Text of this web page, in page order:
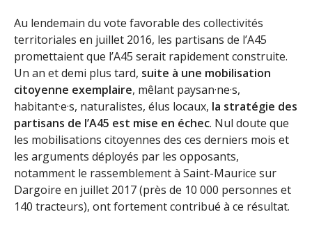
Au lendemain du vote favorable des collectivités
territoriales en juillet 2016, les partisans de l’A45
promettaient que l’A45 serait rapidement construite.
Un an et demi plus tard, suite à une mobilisation
citoyenne exemplaire, mêlant paysan·ne·s,
habitant·e·s, naturalistes, élus locaux, la stratégie des
partisans de l’A45 est mise en échec. Nul doute que
les mobilisations citoyennes des ces derniers mois et
les arguments déployés par les opposants,
notamment le rassemblement à Saint-Maurice sur
Dargoire en juillet 2017 (près de 10 000 personnes et
140 tracteurs), ont fortement contribué à ce résultat.